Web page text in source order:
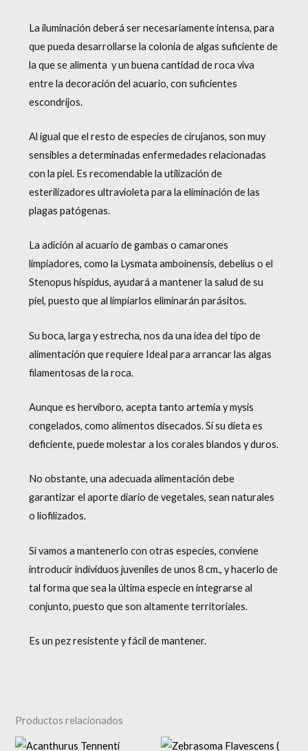
La iluminación deberá ser necesariamente intensa, para
que pueda desarrollarse la colonia de algas suficiente de
la que se alimenta y un buena cantidad de roca viva
entre la decoración del acuario, con suficientes
escondrijos.
Al igual que el resto de especies de cirujanos, son muy
sensibles a determinadas enfermedades relacionadas
con la piel. Es recomendable la utilización de
esterilizadores ultravioleta para la eliminación de las
plagas patógenas.
La adición al acuario de gambas o camarones
limpiadores, como la Lysmata amboinensis, debelius o el
Stenopus hispidus, ayudará a mantener la salud de su
piel, puesto que al limpiarlos eliminarán parásitos.
Su boca, larga y estrecha, nos da una idea del tipo de
alimentación que requiere Ideal para arrancar las algas
filamentosas de la roca.
Aunque es hervíboro, acepta tanto artemia y mysis
congelados, como alimentos disecados. Si su dieta es
deficiente, puede molestar a los corales blandos y duros.
No obstante, una adecuada alimentación debe
garantizar el aporte diario de vegetales, sean naturales
o liofilizados.
Si vamos a mantenerlo con otras especies, conviene
introducir individuos juveniles de unos 8 cm., y hacerlo de
tal forma que sea la última especie en integrarse al
conjunto, puesto que son altamente territoriales.
Es un pez resistente y fácil de mantener.
Productos relacionados